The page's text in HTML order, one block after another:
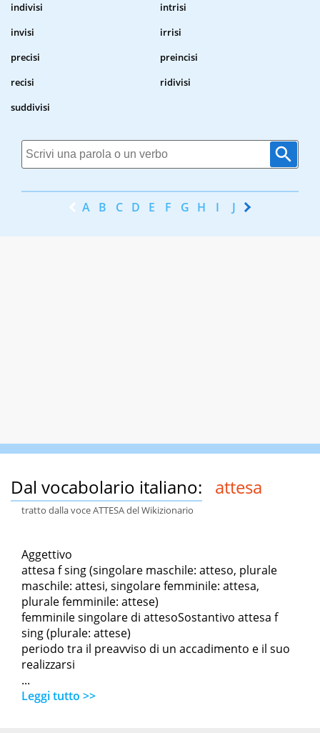
indivisi
intrisi
invisi
irrisi
precisi
preincisi
recisi
ridivisi
suddivisi
A B C D E F G H I J K
Dal vocabolario italiano: attesa
tratto dalla voce ATTESA del Wikizionario
Aggettivo
attesa f sing (singolare maschile: atteso, plurale
maschile: attesi, singolare femminile: attesa,
plurale femminile: attese)
femminile singolare di attesoSostantivo attesa f
sing (plurale: attese)
periodo tra il preavviso di un accadimento e il suo
realizzarsi
...
Leggi tutto >>